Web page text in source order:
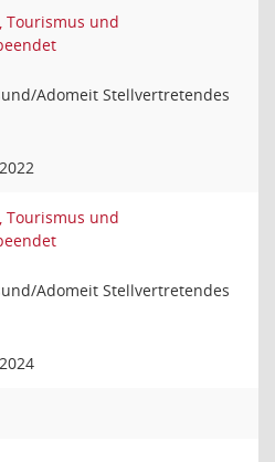
Tourismus und
Adomeit Stellvertretendes
Tourismus und
Adomeit Stellvertretendes